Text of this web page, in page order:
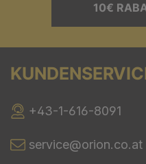
10€
+43-1-616-8091
service@orion.co.at